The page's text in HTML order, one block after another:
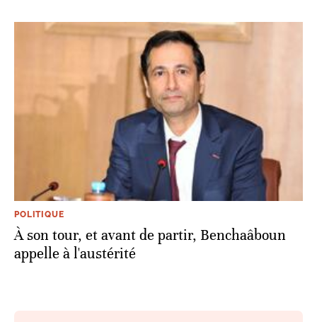
POLITIQUE
À son tour, et avant de partir, Benchaâboun
appelle à l'austérité